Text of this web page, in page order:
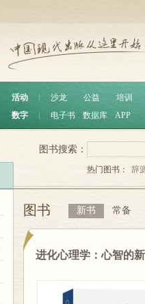
活动 沙龙 公益
培训
数字
电子书 数据库 APP
图书搜索：
热门图书： 辞
图书 新书 常备
进化心理学：心智的